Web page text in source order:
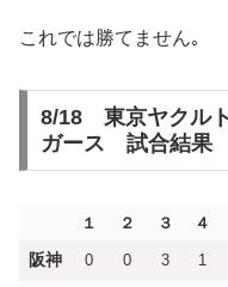
これでは勝てません｡
8/18 東京ヤクル
ガース 試合結果
１ ２ ３ ４
阪神 0 0 3 1